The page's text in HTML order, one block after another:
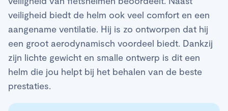
veiligheid biedt de helm ook veel comfort en een
aangename ventilatie. Hij is zo ontworpen dat hij
een groot aerodynamisch voordeel biedt. Dankzij
zijn lichte gewicht en smalle ontwerp is dit een
helm die jou helpt bij het behalen van de beste
prestaties.